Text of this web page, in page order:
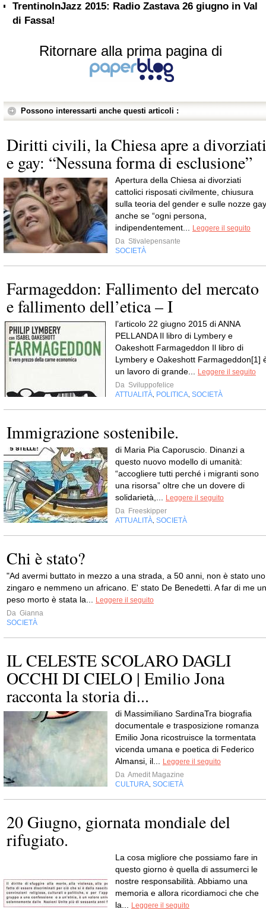
TrentinoInJazz 2015: Radio Zastava 26 giugno in Val
di Fassa!
Ritornare alla prima pagina di
Possono interessarti anche questi articoli :
Diritti civili, la Chiesa apre a divorziati
e gay: “Nessuna forma di esclusione”
Apertura della Chiesa ai divorziati
cattolici risposati civilmente, chiusura
sulla teoria del gender e sulle nozze
anche se “ogni persona,
indipendentement...
Leggere il seguito
Da Stivalepensante
SOCIETÀ
Farmageddon: Fallimento del mercato
e fallimento dell’etica – I
l’articolo 22 giugno 2015 di ANNA
PELLANDA Il libro di Lymbery e
Oakeshott Farmageddon Il libro di
Lymbery e Oakeshott Farmageddon[1]
un lavoro di grande...
Leggere il seguito
Da Sviluppofelice
ATTUALITÀ POLITICA SOCIETÀ
Immigrazione sostenibile.
di Maria Pia Caporuscio. Dinanzi a
questo nuovo modello di umanità:
“accogliere tutti perché i migranti sono
una risorsa” oltre che un dovere di
solidarietà,...
Leggere il seguito
Da Freeskipper
ATTUALITÀ SOCIETÀ
Chi è stato?
"Ad avermi buttato in mezzo a una strada, a 50 anni, non è stato uno
zingaro e nemmeno un africano. E' stato De Benedetti. A far di me un
peso morto è stata la...
Leggere il seguito
Da Gianna
SOCIETÀ
IL CELESTE SCOLARO DAGLI
OCCHI DI CIELO | Emilio Jona
racconta la storia di...
di Massimiliano SardinaTra biografia
documentale e trasposizione romanza
Emilio Jona ricostruisce la tormentata
vicenda umana e poetica di Federico
Almansi, il...
Leggere il seguito
Da Amedit Magazine
CULTURA SOCIETÀ
20 Giugno, giornata mondiale del
rifugiato.
La cosa migliore che possiamo fare in
questo giorno è quella di assumerci le
nostre responsabilità. Abbiamo una
memoria e allora ricordiamoci che che
la...
Leggere il seguito